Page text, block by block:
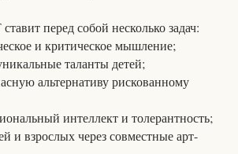
перед собой несколько задач:
и критическое мышление;
таланты детей;
альтернативу рискованному
интеллект и толерантность;
и взрослых через совместные арт-